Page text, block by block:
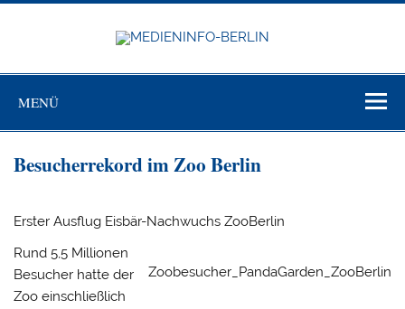
Zum
MENÜ
Besucherrekord im Zoo Berlin
Erster Ausflug Eisbär-Nachwuchs ZooBerlin
Zoobesucher_PandaGarden_ZooBerlin
Rund 5,5 Millionen
Besucher hatte der
Zoo einschließlich